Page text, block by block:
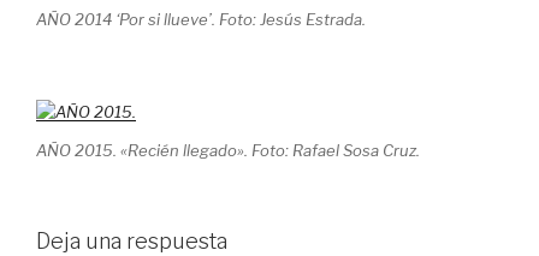
AÑO 2014 ‘Por si llueve’. Foto: Jesús Estrada.
AÑO 2015. «Recién llegado». Foto: Rafael Sosa Cruz.
Deja una respuesta